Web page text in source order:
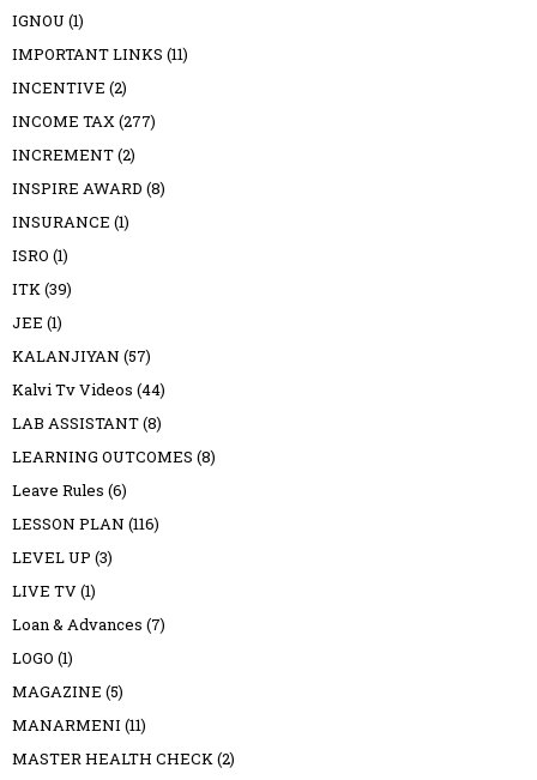
IGNOU (1)
IMPORTANT LINKS (11)
INCENTIVE (2)
INCOME TAX(277)
INCREMENT(2)
INSPIRE AWARD (8)
INSURANCE (1)
ISRO (1)
ITK(39)
JEE (1)
KALANJIYAN (57)
Kalvi Tv Videos (44)
LAB ASSISTANT(8)
LEARNING OUTCOMES (8)
Leave Rules (6)
LESSON PLAN (116)
LEVEL UP (3)
LIVE TV(1)
Loan & Advances (7)
LOGO (1)
MAGAZINE (5)
MANARMENI (11)
MASTER HEALTH CHECK(2)